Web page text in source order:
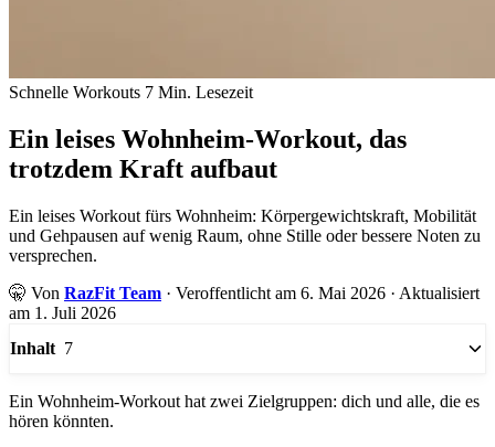
Schnelle Workouts 7 Min. Lesezeit
Ein leises Wohnheim-Workout, das
trotzdem Kraft aufbaut
Ein leises Workout fürs Wohnheim: Körpergewichtskraft, Mobilität
und Gehpausen auf wenig Raum, ohne Stille oder bessere Noten zu
versprechen.
🤫 Von RazFit Team · Veroffentlicht am 6. Mai 2026 · Aktualisiert
am 1. Juli 2026
Inhalt 7
Ein Wohnheim-Workout hat zwei Zielgruppen: dich und alle, die es
hören könnten.